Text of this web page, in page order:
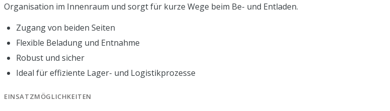
Organisation im Innenraum und sorgt für kurze Wege beim Be- und Entladen.
Zugang von beiden Seiten
Flexible Beladung und Entnahme
Robust und sicher
Ideal für effiziente Lager- und Logistikprozesse
EINSATZMÖGLICHKEITEN